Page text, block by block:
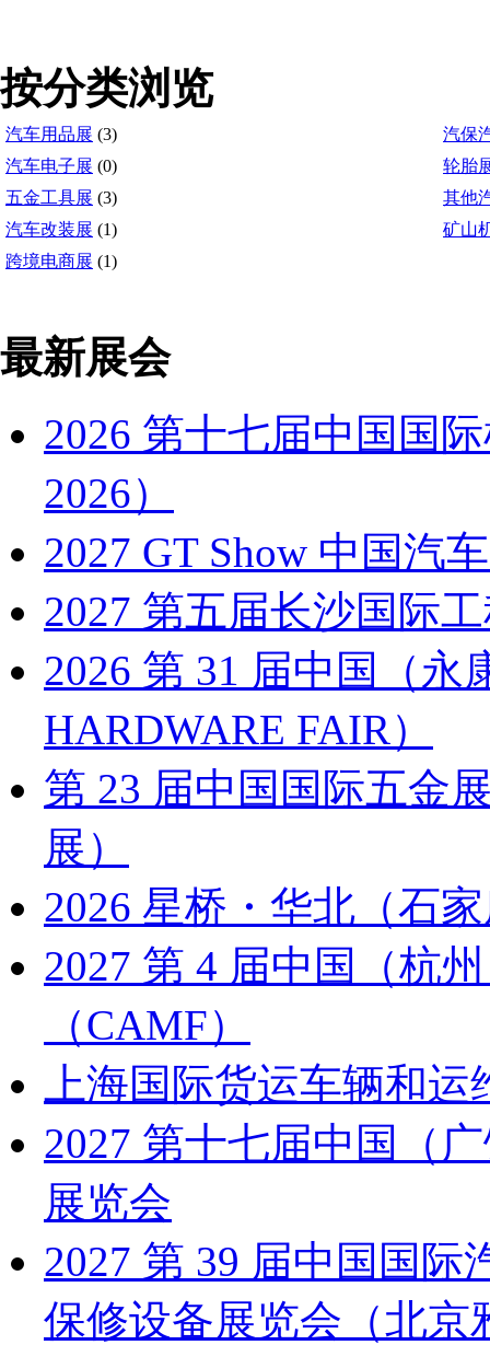
按分类浏览
汽车用品展 (3)
汽保
汽车电子展 (0)
轮胎
五金工具展 (3)
其他
汽车改装展 (1)
矿山
跨境电商展 (1)
最新展会
2026 第十七届中国国
2026）
2027 GT Show 中国汽
2027 第五届长沙国际
2026 第 31 届中国（
HARDWARE FAIR）
第 23 届中国国际五金
展）
2026 星桥・华北（石
2027 第 4 届中国（杭
（CAMF）
上海国际货运车辆和
2027 第十七届中国（
展览会
2027 第 39 届中国国
保修设备展览会（北京